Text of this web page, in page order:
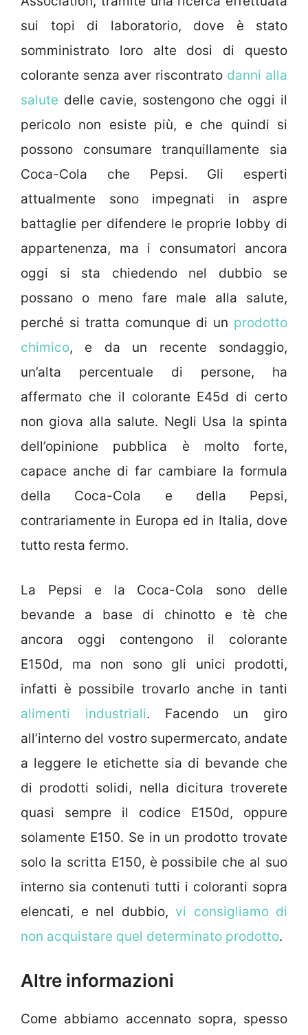
sui topi di laboratorio, dove è stato
somministrato loro alte dosi di questo
colorante senza aver riscontrato danni alla
salute delle cavie, sostengono che oggi il
pericolo non esiste più, e che quindi si
possono consumare tranquillamente sia
Coca-Cola che Pepsi. Gli esperti
attualmente sono impegnati in aspre
battaglie per difendere le proprie lobby di
appartenenza, ma i consumatori ancora
oggi si sta chiedendo nel dubbio se
possano o meno fare male alla salute,
perché si tratta comunque di un prodotto
chimico, e da un recente sondaggio,
un’alta percentuale di persone, ha
affermato che il colorante E45d di certo
non giova alla salute. Negli Usa la spinta
dell’opinione pubblica è molto forte,
capace anche di far cambiare la formula
della Coca-Cola e della Pepsi,
contrariamente in Europa ed in Italia, dove
tutto resta fermo.
La Pepsi e la Coca-Cola sono delle
bevande a base di chinotto e tè che
ancora oggi contengono il colorante
E150d, ma non sono gli unici prodotti,
infatti è possibile trovarlo anche in tanti
alimenti industriali. Facendo un giro
all’interno del vostro supermercato, andate
a leggere le etichette sia di bevande che
di prodotti solidi, nella dicitura troverete
quasi sempre il codice E150d, oppure
solamente E150. Se in un prodotto trovate
solo la scritta E150, è possibile che al suo
interno sia contenuti tutti i coloranti sopra
elencati, e nel dubbio, vi consigliamo di
non acquistare quel determinato prodotto.
Altre informazioni
Come abbiamo accennato sopra, spesso